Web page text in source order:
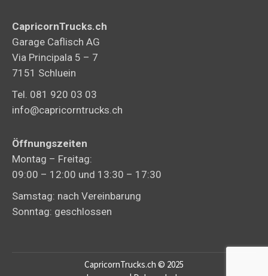
CapricornTrucks.ch
Garage Caflisch AG
Via Principala 5 – 7
7151 Schluein
Tel. 081 920 03 03
info@capricorntrucks.ch
Öffnungszeiten
Montag – Freitag:
09:00 – 12:00 und 13:30 – 17:30
Samstag: nach Vereinbarung
Sonntag: geschlossen
CapricornTrucks.ch © 2025